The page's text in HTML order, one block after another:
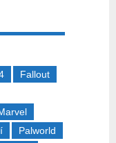
Fallout
Palworld